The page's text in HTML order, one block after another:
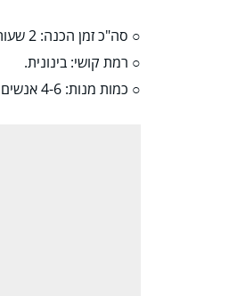
○ סה"כ זמן הכנה: 2 שעות.
○ רמת קושי: בינונית.
○ כמות מנות: 4-6 אנשים.